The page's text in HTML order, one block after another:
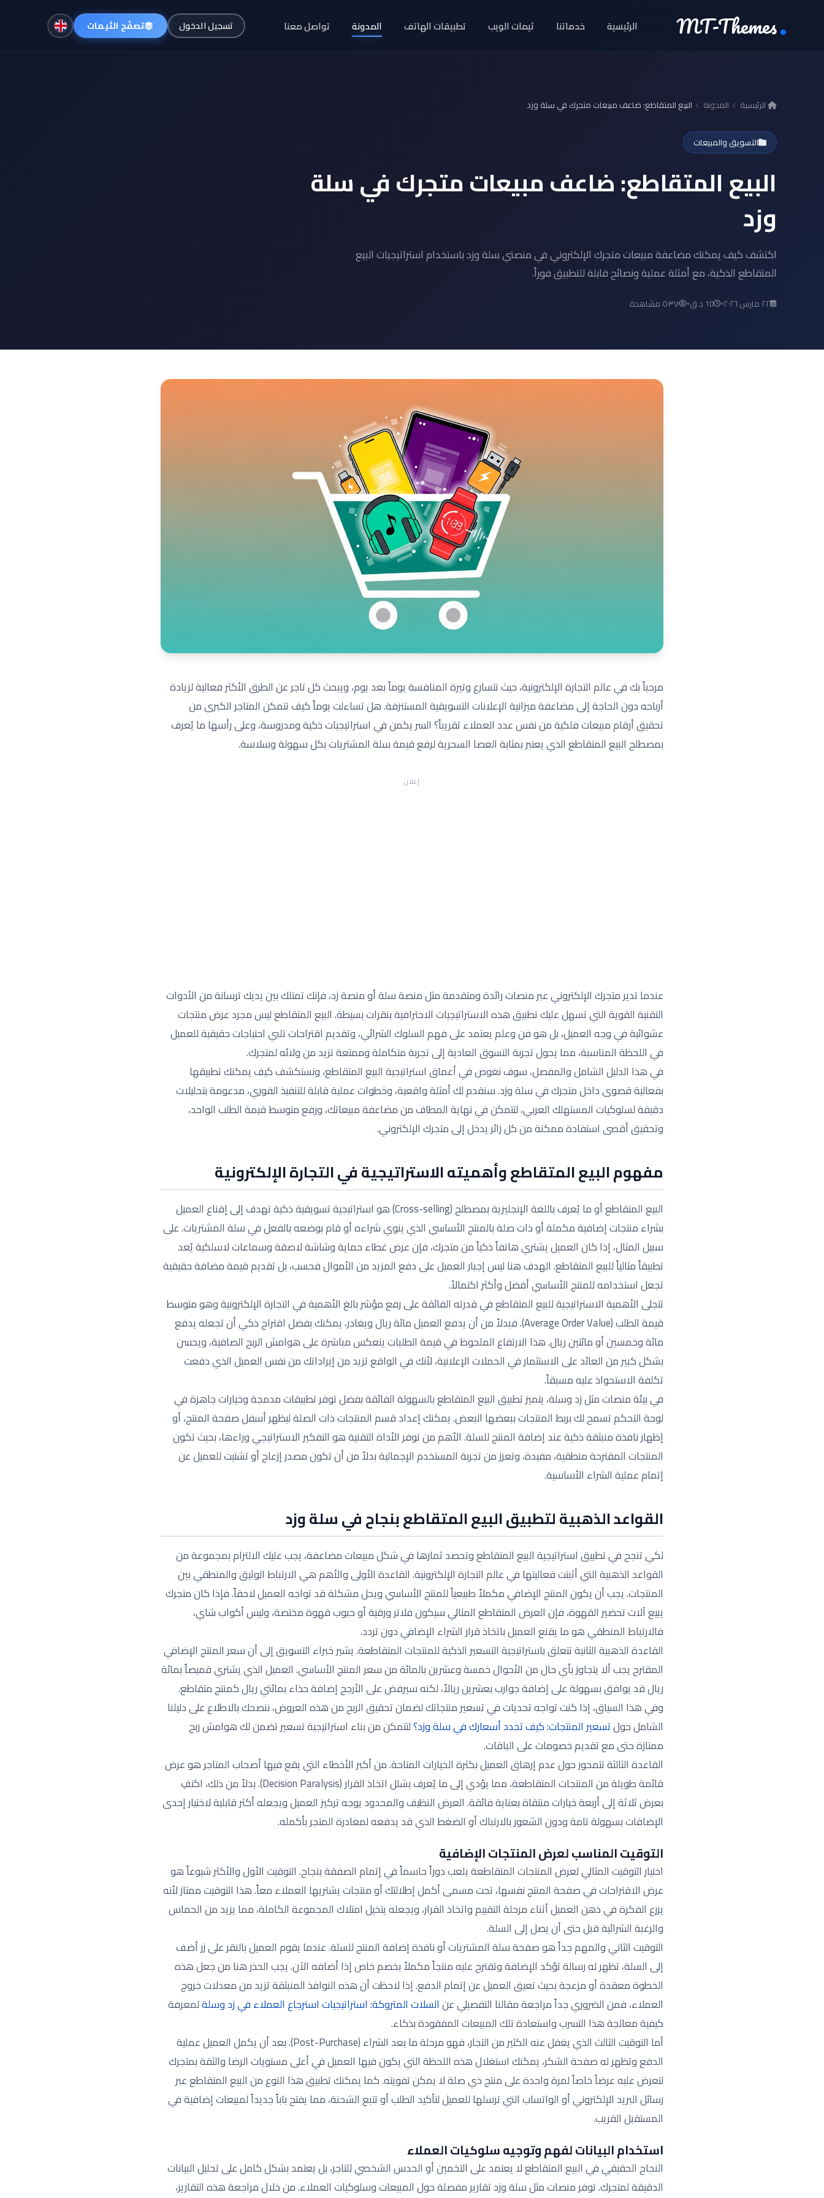
MT-Themes الرئيسية خدماتنا ثيمات الويب تطبيقات الهاتف المدونة تواصل معنا تسجيل الدخول تصفّح الثيمات
الرئيسية المدونة البيع المتقاطع: ضاعف مبيعات متجرك في سلة وزد
التسويق والمبيعات
البيع المتقاطع: ضاعف مبيعات متجرك في سلة
وزد
اكتشف كيف يمكنك مضاعفة مبيعات متجرك الإلكتروني في منصتي سلة وزد باستخدام استراتيجيات البيع
المتقاطع الذكية، مع أمثلة عملية ونصائح قابلة للتطبيق فوراً.
٢٢ مارس ٢٠٢٦ 10 د.ق ٥٣٧ مشاهدة
مرحباً بك في عالم التجارة الإلكترونية، حيث تتسارع وتيرة المنافسة يوماً بعد يوم، ويبحث كل تاجر عن الطرق الأكثر فعالية لزيادة
أرباحه دون الحاجة إلى مضاعفة ميزانية الإعلانات التسويقية المستنزفة. هل تساءلت يوماً كيف تتمكن المتاجر الكبرى من
تحقيق أرقام مبيعات فلكية من نفس عدد العملاء تقريباً؟ السر يكمن في استراتيجيات ذكية ومدروسة، وعلى رأسها ما يُعرف
بمصطلح البيع المتقاطع الذي يعتبر بمثابة العصا السحرية لرفع قيمة سلة المشتريات بكل سهولة وسلاسة.
إعلان
عندما تدير متجرك الإلكتروني عبر منصات رائدة ومتقدمة مثل منصة سلة أو منصة زد، فإنك تمتلك بين يديك ترسانة من الأدوات
التقنية القوية التي تسهل عليك تطبيق هذه الاستراتيجيات الاحترافية بنقرات بسيطة. البيع المتقاطع ليس مجرد عرض منتجات
عشوائية في وجه العميل، بل هو فن وعلم يعتمد على فهم السلوك الشرائي، وتقديم اقتراحات تلبي احتياجات حقيقية للعميل
في اللحظة المناسبة، مما يحول تجربة التسوق العادية إلى تجربة متكاملة وممتعة تزيد من ولائه لمتجرك.
في هذا الدليل الشامل والمفصل، سوف نغوص في أعماق استراتيجية البيع المتقاطع، ونستكشف كيف يمكنك تطبيقها
بفعالية قصوى داخل متجرك في سلة وزد. سنقدم لك أمثلة واقعية، وخطوات عملية قابلة للتنفيذ الفوري، مدعومة بتحليلات
دقيقة لسلوكيات المستهلك العربي، لتتمكن في نهاية المطاف من مضاعفة مبيعاتك، ورفع متوسط قيمة الطلب الواحد،
وتحقيق أقصى استفادة ممكنة من كل زائر يدخل إلى متجرك الإلكتروني.
مفهوم البيع المتقاطع وأهميته الاستراتيجية في التجارة الإلكترونية
البيع المتقاطع أو ما يُعرف باللغة الإنجليزية بمصطلح (Cross-selling) هو استراتيجية تسويقية ذكية تهدف إلى إقناع العميل
بشراء منتجات إضافية مكملة أو ذات صلة بالمنتج الأساسي الذي ينوي شراءه أو قام بوضعه بالفعل في سلة المشتريات. على
سبيل المثال، إذا كان العميل يشتري هاتفاً ذكياً من متجرك، فإن عرض غطاء حماية وشاشة لاصقة وسماعات لاسلكية يُعد
تطبيقاً مثالياً للبيع المتقاطع. الهدف هنا ليس إجبار العميل على دفع المزيد من الأموال فحسب، بل تقديم قيمة مضافة حقيقية
تجعل استخدامه للمنتج الأساسي أفضل وأكثر اكتمالاً.
تتجلى الأهمية الاستراتيجية للبيع المتقاطع في قدرته الفائقة على رفع مؤشر بالغ الأهمية في التجارة الإلكترونية وهو متوسط
قيمة الطلب (Average Order Value). فبدلاً من أن يدفع العميل مائة ريال ويغادر، يمكنك بفضل اقتراح ذكي أن تجعله يدفع
مائة وخمسين أو مائتين ريال. هذا الارتفاع الملحوظ في قيمة الطلبات ينعكس مباشرة على هوامش الربح الصافية، ويحسن
بشكل كبير من العائد على الاستثمار في الحملات الإعلانية، لأنك في الواقع تزيد من إيراداتك من نفس العميل الذي دفعت
تكلفة الاستحواذ عليه مسبقاً.
في بيئة منصات مثل زد وسلة، يتميز تطبيق البيع المتقاطع بالسهولة الفائقة بفضل توفر تطبيقات مدمجة وخيارات جاهزة في
لوحة التحكم تسمح لك بربط المنتجات ببعضها البعض. يمكنك إعداد قسم المنتجات ذات الصلة ليظهر أسفل صفحة المنتج، أو
إظهار نافذة منبثقة ذكية عند إضافة المنتج للسلة. الأهم من توفر الأداة التقنية هو التفكير الاستراتيجي وراءها، بحيث تكون
المنتجات المقترحة منطقية، مفيدة، وتعزز من تجربة المستخدم الإجمالية بدلاً من أن تكون مصدر إزعاج أو تشتيت للعميل عن
إتمام عملية الشراء الأساسية.
القواعد الذهبية لتطبيق البيع المتقاطع بنجاح في سلة وزد
لكي تنجح في تطبيق استراتيجية البيع المتقاطع وتحصد ثمارها في شكل مبيعات مضاعفة، يجب عليك الالتزام بمجموعة من
القواعد الذهبية التي أثبتت فعاليتها في عالم التجارة الإلكترونية. القاعدة الأولى والأهم هي الارتباط الوثيق والمنطقي بين
المنتجات. يجب أن يكون المنتج الإضافي مكملاً طبيعياً للمنتج الأساسي ويحل مشكلة قد تواجه العميل لاحقاً. فإذا كان متجرك
يبيع آلات تحضير القهوة، فإن العرض المتقاطع المثالي سيكون فلاتر ورقية أو حبوب قهوة مختصة، وليس أكواب شاي،
فالارتباط المنطقي هو ما يقنع العميل باتخاذ قرار الشراء الإضافي دون تردد.
القاعدة الذهبية الثانية تتعلق باستراتيجية التسعير الذكية للمنتجات المتقاطعة. يشير خبراء التسويق إلى أن سعر المنتج الإضافي
المقترح يجب ألا يتجاوز بأي حال من الأحوال خمسة وعشرين بالمائة من سعر المنتج الأساسي. العميل الذي يشتري قميصاً بمائة
ريال قد يوافق بسهولة على إضافة جوارب بعشرين ريالاً، لكنه سيرفض على الأرجح إضافة حذاء بمائتي ريال كمنتج متقاطع.
وفي هذا السياق، إذا كنت تواجه تحديات في تسعير منتجاتك لضمان تحقيق الربح من هذه العروض، ننصحك بالاطلاع على دليلنا
الشامل حولتسعير المنتجات: كيف تحدد أسعارك في سلة وزد؟لتتمكن من بناء استراتيجية تسعير تضمن لك هوامش ربح
ممتازة حتى مع تقديم خصومات على الباقات.
القاعدة الثالثة تتمحور حول عدم إرهاق العميل بكثرة الخيارات المتاحة. من أكبر الأخطاء التي يقع فيها أصحاب المتاجر هو عرض
قائمة طويلة من المنتجات المتقاطعة، مما يؤدي إلى ما يُعرف بشلل اتخاذ القرار (Decision Paralysis). بدلاً من ذلك، اكتفِ
بعرض ثلاثة إلى أربعة خيارات منتقاة بعناية فائقة. العرض النظيف والمحدود يوجه تركيز العميل ويجعله أكثر قابلية لاختيار إحدى
الإضافات بسهولة تامة ودون الشعور بالارتباك أو الضغط الذي قد يدفعه لمغادرة المتجر بأكمله.
التوقيت المناسب لعرض المنتجات الإضافية
اختيار التوقيت المثالي لعرض المنتجات المتقاطعة يلعب دوراً حاسماً في إتمام الصفقة بنجاح. التوقيت الأول والأكثر شيوعاً هو
عرض الاقتراحات في صفحة المنتج نفسها، تحت مسمى أكمل إطلالتك أو منتجات يشتريها العملاء معاً. هذا التوقيت ممتاز لأنه
يزرع الفكرة في ذهن العميل أثناء مرحلة التقييم واتخاذ القرار، ويجعله يتخيل امتلاك المجموعة الكاملة، مما يزيد من الحماس
والرغبة الشرائية قبل حتى أن يصل إلى السلة.
التوقيت الثاني والمهم جداً هو صفحة سلة المشتريات أو نافذة إضافة المنتج للسلة. عندما يقوم العميل بالنقر على زر أضف
إلى السلة، تظهر له رسالة تؤكد الإضافة وتقترح عليه منتجاً مكملاً بخصم خاص إذا أضافه الآن. يجب الحذر هنا من جعل هذه
الخطوة معقدة أو مزعجة بحيث تعيق العميل عن إتمام الدفع. إذا لاحظت أن هذه النوافذ المنبثقة تزيد من معدلات خروج
العملاء، فمن الضروري جداً مراجعة مقالنا التفصيلي عن السلات المتروكة: استراتيجيات استرجاع العملاء في زد وسلةلمعرفة
كيفية معالجة هذا التسرب واستعادة تلك المبيعات المفقودة بذكاء.
أما التوقيت الثالث الذي يغفل عنه الكثير من التجار، فهو مرحلة ما بعد الشراء (Post-Purchase). بعد أن يكمل العميل عملية
الدفع وتظهر له صفحة الشكر، يمكنك استغلال هذه اللحظة التي يكون فيها العميل في أعلى مستويات الرضا والثقة بمتجرك
لتعرض عليه عرضاً خاصاً لمرة واحدة على منتج ذي صلة لا يمكن تفويته. كما يمكنك تطبيق هذا النوع من البيع المتقاطع عبر
رسائل البريد الإلكتروني أو الواتساب التي ترسلها للعميل لتأكيد الطلب أو تتبع الشحنة، مما يفتح باباً جديداً لمبيعات إضافية في
المستقبل القريب.
استخدام البيانات لفهم وتوجيه سلوكيات العملاء
النجاح الحقيقي في البيع المتقاطع لا يعتمد على التخمين أو الحدس الشخصي للتاجر، بل يعتمد بشكل كامل على تحليل البيانات
الدقيقة لمتجرك. توفر منصات مثل سلة وزد تقارير مفصلة حول المبيعات وسلوكيات العملاء. من خلال مراجعة هذه التقارير،